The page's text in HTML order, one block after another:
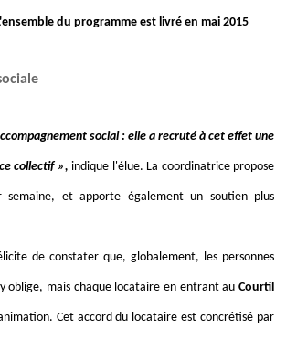
du programme est livré en mai 2015
social : elle a recruté à cet effet une
collectif », indique l'élue. La coordinatrice propose
et apporte également un soutien plus
de constater que, globalement, les personnes
oblige, mais chaque locataire en entrant au Courtil
Cet accord du locataire est concrétisé par